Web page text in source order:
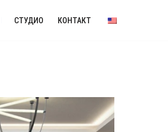
СТУДИО КОНТАКТ